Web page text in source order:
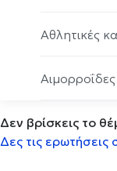
Αθλητικές
Αιμορροΐδες
Δεν βρίσκεις το
Δες τις ερωτήσεις